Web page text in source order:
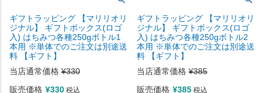
ギフトラッピング 【マリリオリ
ジナル】 ギフトボックス(ロゴ
入) はちみつ各種250gボトル1
本用 ※単体でのご注文は別途送
料 【ギフト】
当店通常価格 ¥330
販売価格 ¥330 税込
ギフトラッピング 【マリリオリ
ジナル】 ギフトボックス(ロゴ
入) はちみつ各種250gボトル2
本用 ※単体でのご注文は別途送
料 【ギフト】
当店通常価格 ¥385
販売価格 ¥385 税込